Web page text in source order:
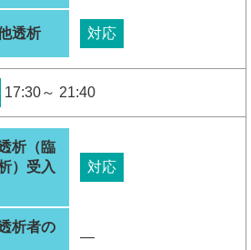
透析 対応
17:30～ 21:40
析（臨
）受入
対応
析者の
―